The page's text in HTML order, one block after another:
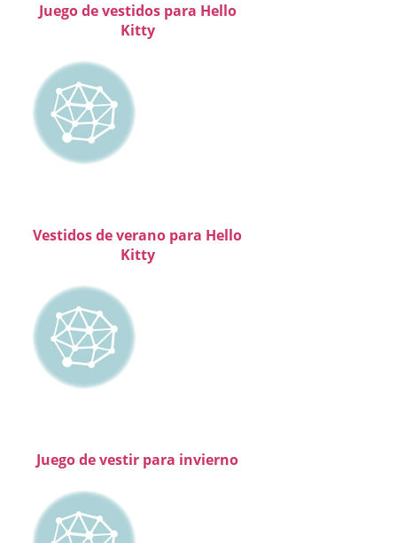
Juego de vestidos para Hello
Kitty
Vestidos de verano para Hello
Kitty
Juego de vestir para invierno